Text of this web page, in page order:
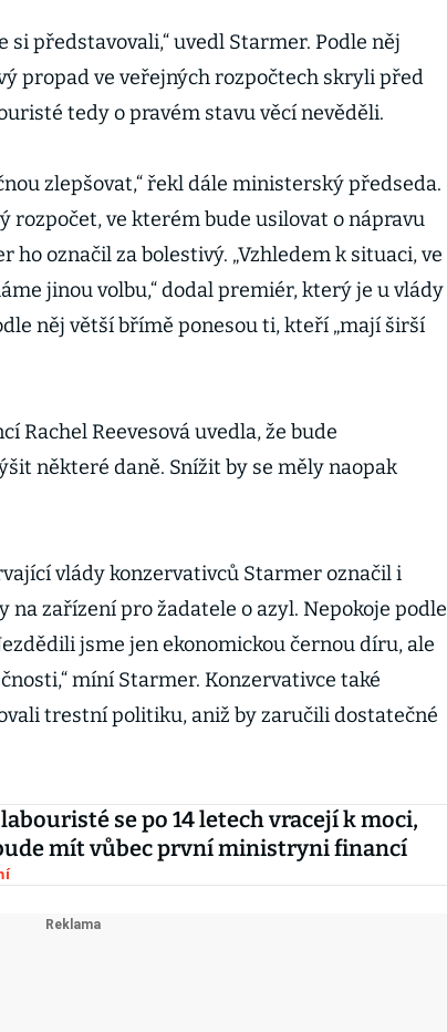
si představovali,“ uvedl Starmer. Podle něj
propad ve veřejných rozpočtech skryli před
tedy o pravém stavu věcí nevěděli.
zlepšovat,“ řekl dále ministerský předseda.
rozpočet, ve kterém bude usilovat o nápravu
ho označil za bolestivý. „Vzhledem k situaci, ve
jinou volbu,“ dodal premiér, který je u vlády
něj větší břímě ponesou ti, kteří „mají širší
Rachel Reevesová uvedla, že bude
některé daně. Snížit by se měly naopak
vlády konzervativců Starmer označil i
na zařízení pro žadatele o azyl. Nepokoje podle
jsme jen ekonomickou černou díru, ale
míní Starmer. Konzervativce také
trestní politiku, aniž by zaručili dostatečné
se po 14 letech vracejí k moci,
mít vůbec první ministryni financí